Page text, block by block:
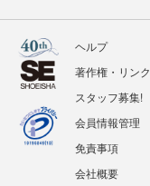
ヘルプ
著作権・リンク
スタッフ募集!
会員情報管理
免責事項
会社概要